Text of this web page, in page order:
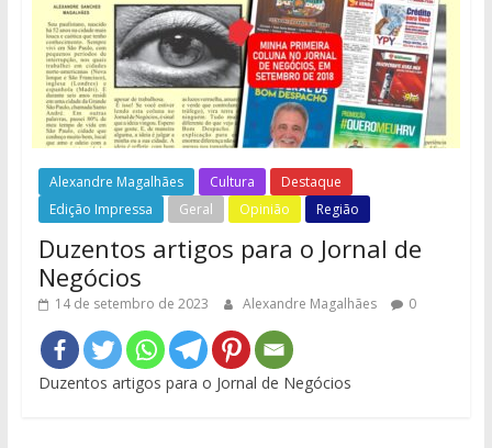
Alexandre Magalhães Cultura
Destaque
Edição Impressa
Geral Opinião Região
Duzentos artigos para o Jornal de
Negócios
14 de setembro de 2023 Alexandre Magalhães 0
Duzentos artigos para o Jornal de Negócios